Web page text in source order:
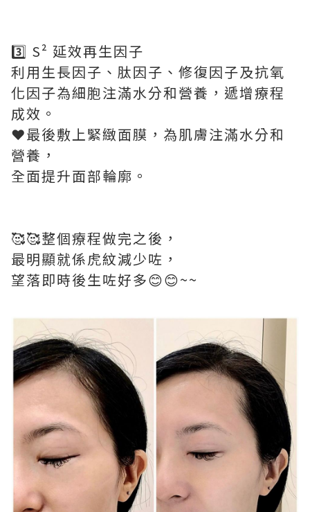
3️⃣ S² 延效再生因子
利用生長因子、肽因子、修復因子及抗氧
化因子為細胞注滿水分和營養，遞增療程
成效。
❤️最後敷上緊緻面膜，為肌膚注滿水分和
營養，
全面提升面部輪廓。
🥰🥰整個療程做完之後，
最明顯就係虎紋減少咗，
望落即時後生咗好多😊😊~~